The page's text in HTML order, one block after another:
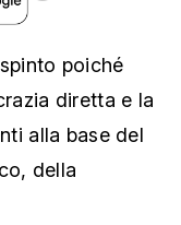
poiché
diretta e la
alla base del
della